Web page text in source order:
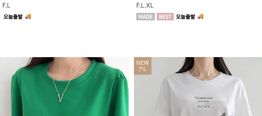
F,L
F,L,XL
NEW
7%